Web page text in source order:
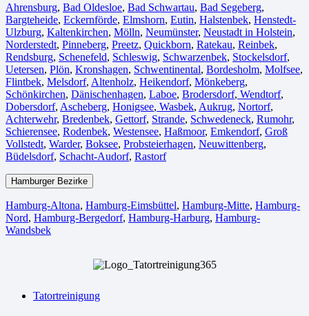
Ahrensburg, Bad Oldesloe, Bad Schwartau, Bad Segeberg,
Bargteheide, Eckernförde, Elmshorn, Eutin, Halstenbek, Henstedt-
Ulzburg, Kaltenkirchen, Mölln, Neumünster, Neustadt in Holstein,
Norderstedt, Pinneberg, Preetz, Quickborn, Ratekau, Reinbek,
Rendsburg, Schenefeld, Schleswig, Schwarzenbek, Stockelsdorf,
Uetersen, Plön, Kronshagen, Schwentinental, Bordesholm, Molfsee,
Flintbek, Melsdorf, Altenholz, Heikendorf, Mönkeberg,
Schönkirchen, Dänischenhagen, Laboe, Brodersdorf, Wendtorf,
Dobersdorf, Ascheberg, Honigsee, Wasbek, Aukrug, Nortorf,
Achterwehr, Bredenbek, Gettorf, Strande, Schwedeneck, Rumohr,
Schierensee, Rodenbek, Westensee, Haßmoor, Emkendorf, Groß
Vollstedt, Warder, Boksee, Probsteierhagen, Neuwittenberg,
Büdelsdorf, Schacht-Audorf, Rastorf
Hamburger Bezirke
Hamburg-Altona, Hamburg-Eimsbüttel, Hamburg-Mitte, Hamburg-
Nord, Hamburg-Bergedorf, Hamburg-Harburg, Hamburg-
Wandsbek
Tatortreinigung